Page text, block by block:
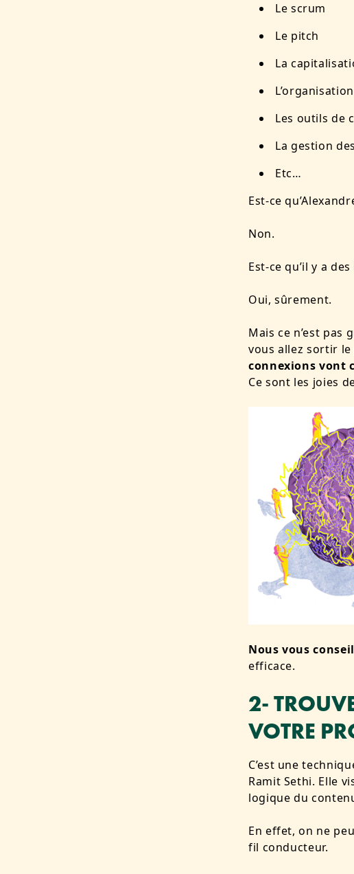
Le scrum
Le pitch
La
Les outils de
La gestion
Etc…
Est-ce
Non.
Est-ce qu’il y a
Oui, sûrement.
Mais ce n’est pas
vous allez sortir le
connexions vont
Ce sont les joies
Nous vous
efficace.
2-
VOTRE
C’est une
Ramit Sethi. Elle
logique du
En effet, on ne
fil conducteur.